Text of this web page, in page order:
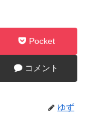
Pocket
コメント
ゆず